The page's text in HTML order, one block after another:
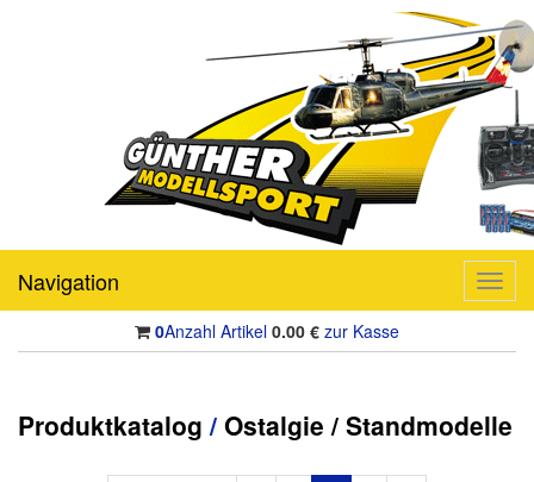
Navigation
0Anzahl Artikel 0.00 € zur Kasse
Produktkatalog / Ostalgie / Standmodelle